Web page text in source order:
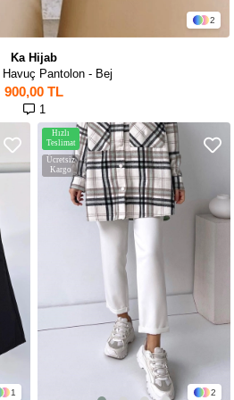
2
Ka Hijab
Pantolon - Bej
1
900,00 TL
1 2
Ücretsiz
Kargo
Hızlı
Teslimat